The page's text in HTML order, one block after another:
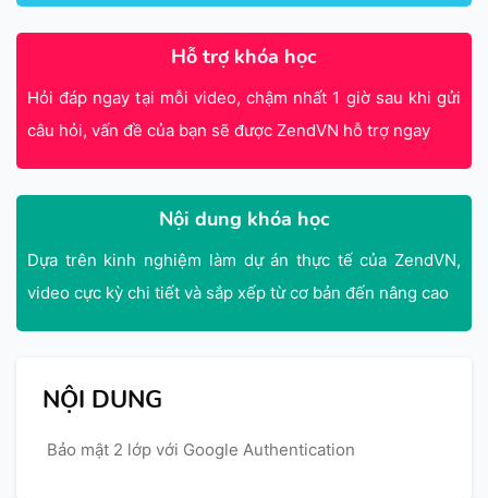
Hỗ trợ khóa học
Hỏi đáp ngay tại mỗi video, chậm nhất 1 giờ sau khi gửi
câu hỏi, vấn đề của bạn sẽ được ZendVN hỗ trợ ngay
Nội dung khóa học
Dựa trên kinh nghiệm làm dự án thực tế của ZendVN,
video cực kỳ chi tiết và sắp xếp từ cơ bản đến nâng cao
NỘI DUNG
Bảo mật 2 lớp với Google Authentication